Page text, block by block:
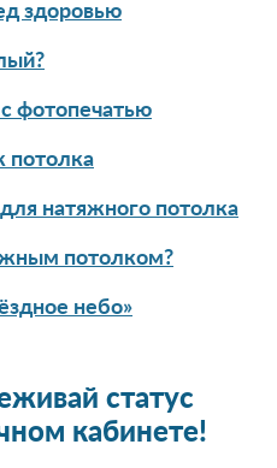
здоровью
фотопечатью
потолка
натяжного потолка
потолком?
небо»
статус
кабинете!